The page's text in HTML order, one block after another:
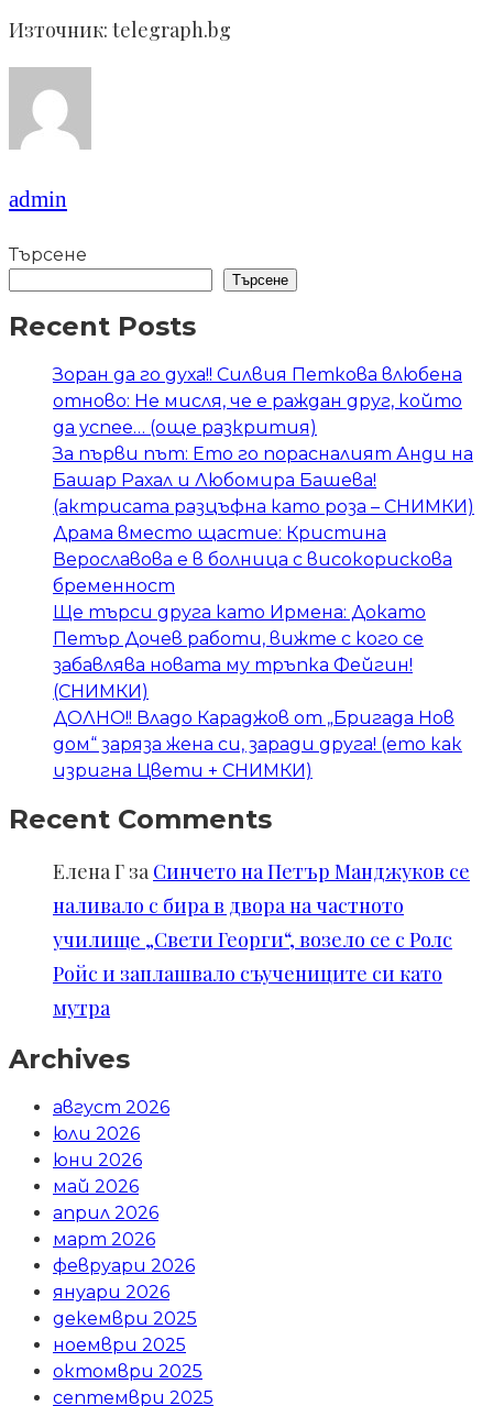
Източник: telegraph.bg
admin
Търсене
Търсене
Recent Posts
Зоран да го духа!! Силвия Петкова влюбена
отново: Не мисля, че е раждан друг, който
да успее… (още разкрития)
За първи път: Ето го порасналият Анди на
Башар Рахал и Любомира Башева!
(актрисата разцъфна като роза – СНИМКИ)
Драма вместо щастие: Кристина
Верославова е в болница с високорискова
бременност
Ще търси друга като Ирмена: Докато
Петър Дочев работи, вижте с кого се
забавлява новата му тръпка Фейгин!
(СНИМКИ)
ДОЛНО!! Владо Караджов от „Бригада Нов
дом“ заряза жена си, заради друга! (ето как
изригна Цвети + СНИМКИ)
Recent Comments
Елена Г за Синчето на Петър Манджуков се
наливало с бира в двора на частното
училище „Свети Георги“, возело се с Ролс
Ройс и заплашвало съучениците си като
мутра
Archives
август 2026
юли 2026
юни 2026
май 2026
април 2026
март 2026
февруари 2026
януари 2026
декември 2025
ноември 2025
октомври 2025
септември 2025